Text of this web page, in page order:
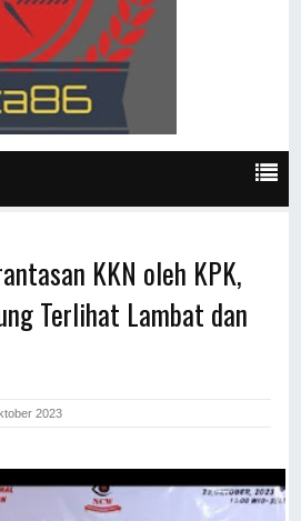
KKN oleh KPK,
Terlihat Lambat dan
2023